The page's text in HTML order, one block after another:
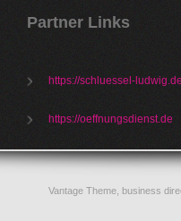
Partner Links
https://schluessel-ludwig.de
https://oeffnungsdienst.de
Vantage Theme, business